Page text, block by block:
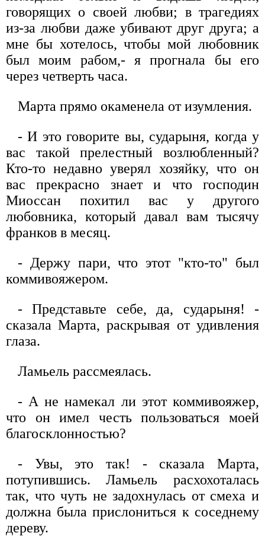
говорящих о своей любви; в трагедиях
из-за любви даже убивают друг друга; а
мне бы хотелось, чтобы мой любовник
был моим рабом,- я прогнала бы его
через четверть часа.
Марта прямо окаменела от изумления.
- И это говорите вы, сударыня, когда у
вас такой прелестный возлюбленный?
Кто-то недавно уверял хозяйку, что он
вас прекрасно знает и что господин
Миоссан похитил вас у другого
любовника, который давал вам тысячу
франков в месяц.
- Держу пари, что этот "кто-то" был
коммивояжером.
- Представьте себе, да, сударыня! -
сказала Марта, раскрывая от удивления
глаза.
Ламьель рассмеялась.
- А не намекал ли этот коммивояжер,
что он имел честь пользоваться моей
благосклонностью?
- Увы, это так! - сказала Марта,
потупившись. Ламьель расхохоталась
так, что чуть не задохнулась от смеха и
должна была прислониться к соседнему
дереву.